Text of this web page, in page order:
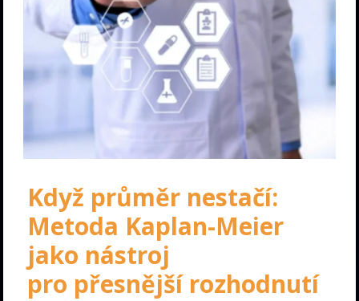
Když průměr nestačí:
Metoda Kaplan-Meier
jako nástroj
pro přesnější rozhodnutí